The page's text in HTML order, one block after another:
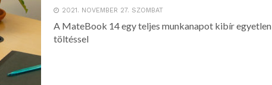
2021. NOVEMBER 27. SZOMBAT
A MateBook 14 egy teljes munkanapot kibír egyetlen
töltéssel